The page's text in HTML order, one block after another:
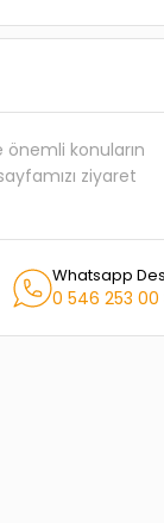
önemli konuların
ziyaret
Whatsapp
0 546 253 00